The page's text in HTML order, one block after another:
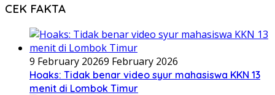
CEK FAKTA
9 February 20269 February 2026
Hoaks: Tidak benar video syur mahasiswa KKN 13
menit di Lombok Timur